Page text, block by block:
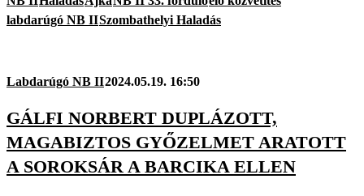
labdarúgó NB IISzombathelyi Haladás
Labdarúgó NB II2024.05.19. 16:50
GÁLFI NORBERT DUPLÁZOTT,
MAGABIZTOS GYŐZELMET ARATOTT
A SOROKSÁR A BARCIKA ELLEN